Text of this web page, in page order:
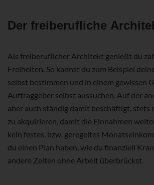
Der freiberufliche
Als freiberuflicher Architekt genießt du
Freiheiten. So kannst du zum Beispiel
selbst bestimmen und in einem gewissen
Auftraggeber selbst aussuchen. Auf der
aber auch ständig damit beschäftigt, stets
zu akquirieren, damit die Einnahmen
kein festes, bzw. geregeltes
du einen Plan haben, wie du finanziell
andere Zeiten ohne Arbeit überbrückst.